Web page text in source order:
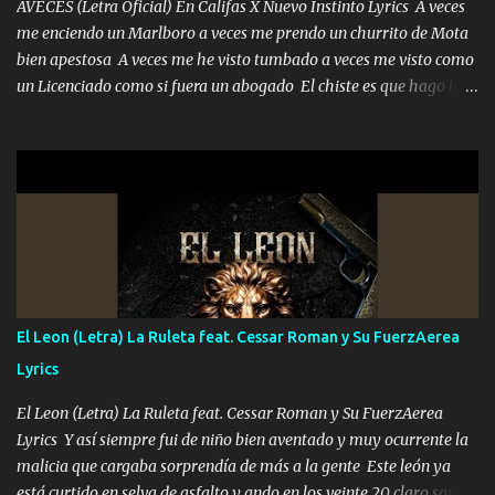
AVECES (Letra Oficial) En Califas X Nuevo Instinto Lyrics A veces
me enciendo un Marlboro a veces me prendo un churrito de Mota
bien apestosa A veces me he visto tumbado a veces me visto como
un Licenciado como si fuera un abogado El chiste es que hago lo
corriente no quieren verte subir de level trucha mis plebes Música
A veces me pongo un sombrero a veces me ven la cachucha de lado
con la mirada siempre en alto A veces me fajó una super o a veces
me fajó una Glock siempre armado todas las generaciones yo
traigo El chiste es que hago lo que quiero pues así soy me mandó
yo tengo el control a todos yo les paro el dedo soy hocicon un
malcriado un malandrón Que Les importa no saben nada falsas
las risas las que me miran hay gente corriente no quieren ve...
El Leon (Letra) La Ruleta feat. Cessar Roman y Su FuerzAerea
Lyrics
El Leon (Letra) La Ruleta feat. Cessar Roman y Su FuerzAerea
Lyrics Y así siempre fui de niño bien aventado y muy ocurrente la
malicia que cargaba sorprendía de más a la gente Este león ya